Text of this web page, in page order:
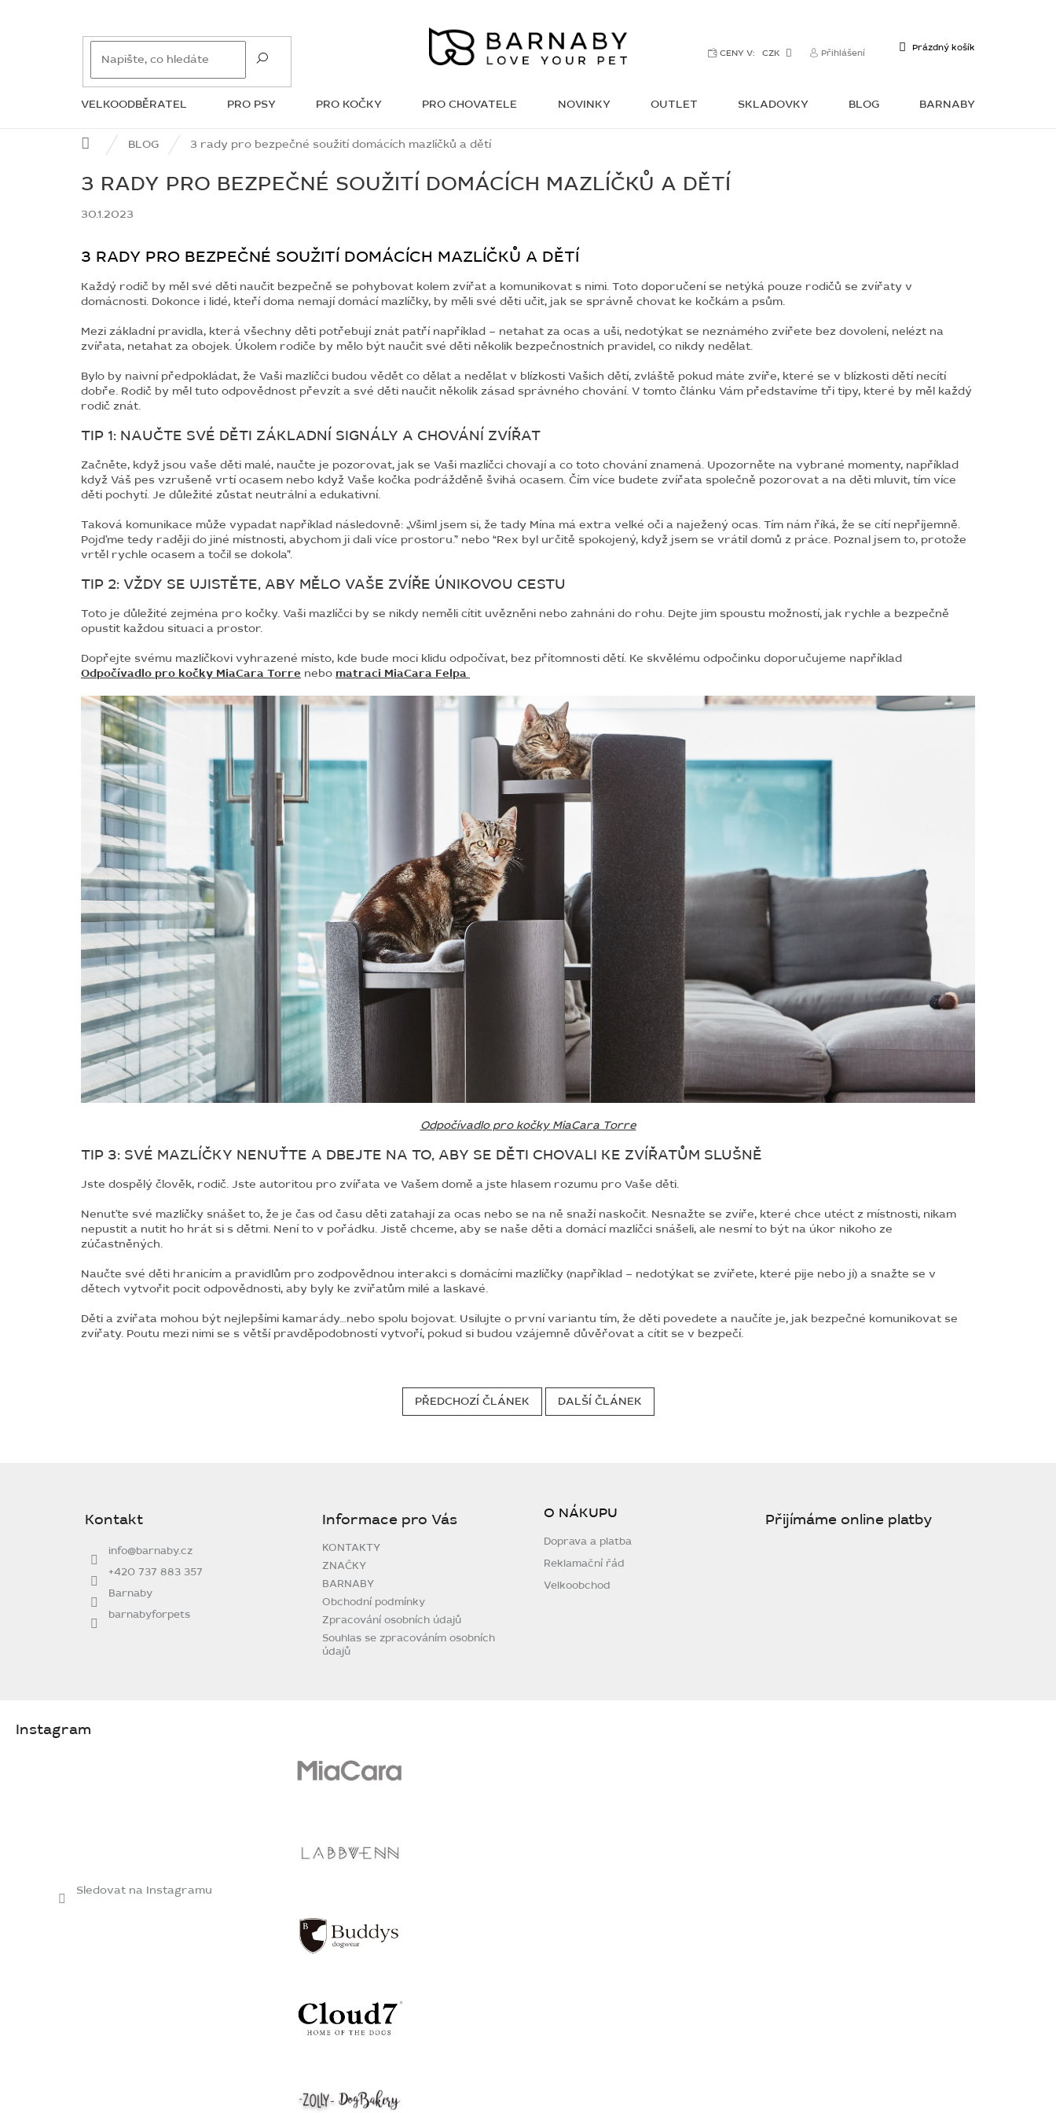
CENY V: CZK Přihlášení
NÁKUPNÍ
Prázdný košík
VELKOODBĚRATEL PRO PSY PRO KOČKY PRO CHOVATELE NOVINKY OUTLET SKLADOVKY BLOG BARNABY
ZNAČKY
Domů BLOG 3 rady pro bezpečné soužití domácích mazlíčků a dětí
3 RADY PRO BEZPEČNÉ SOUŽITÍ DOMÁCÍCH MAZLÍČKŮ A DĚTÍ
30.1.2023
3 RADY PRO BEZPEČNÉ SOUŽITÍ DOMÁCÍCH MAZLÍČKŮ A DĚTÍ
Každý rodič by měl své děti naučit bezpečně se pohybovat kolem zvířat a komunikovat s nimi. Toto doporučení se netýká pouze rodičů se zvířaty v
domácnosti. Dokonce i lidé, kteří doma nemají domácí mazlíčky, by měli své děti učit, jak se správně chovat ke kočkám a psům.
Mezi základní pravidla, která všechny děti potřebují znát patří například – netahat za ocas a uši, nedotýkat se neznámého zvířete bez dovolení, nelézt na
zvířata, netahat za obojek. Úkolem rodiče by mělo být naučit své děti několik bezpečnostních pravidel, co nikdy nedělat.
Bylo by naivní předpokládat, že Vaši mazlíčci budou vědět co dělat a nedělat v blízkosti Vašich dětí, zvláště pokud máte zvíře, které se v blízkosti dětí necítí
dobře. Rodič by měl tuto odpovědnost převzít a své děti naučit několik zásad správného chování. V tomto článku Vám představíme tři tipy, které by měl každý
rodič znát.
TIP 1: NAUČTE SVÉ DĚTI ZÁKLADNÍ SIGNÁLY A CHOVÁNÍ ZVÍŘAT
Začněte, když jsou vaše děti malé, naučte je pozorovat, jak se Vaši mazlíčci chovají a co toto chování znamená. Upozorněte na vybrané momenty, například
když Váš pes vzrušeně vrtí ocasem nebo když Vaše kočka podrážděně švihá ocasem. Čím více budete zvířata společně pozorovat a na děti mluvit, tím více
děti pochytí. Je důležité zůstat neutrální a edukativní.
Taková komunikace může vypadat například následovně: „Všiml jsem si, že tady Mína má extra velké oči a naježený ocas. Tím nám říká, že se cítí nepříjemně.
Pojďme tedy raději do jiné místnosti, abychom ji dali více prostoru.” nebo “Rex byl určitě spokojený, když jsem se vrátil domů z práce. Poznal jsem to, protože
vrtěl rychle ocasem a točil se dokola”.
TIP 2: VŽDY SE UJISTĚTE, ABY MĚLO VAŠE ZVÍŘE ÚNIKOVOU CESTU
Toto je důležité zejména pro kočky. Vaši mazlíčci by se nikdy neměli cítit uvězněni nebo zahnáni do rohu. Dejte jim spoustu možností, jak rychle a bezpečně
opustit každou situaci a prostor.
Dopřejte svému mazlíčkovi vyhrazené místo, kde bude moci klidu odpočívat, bez přítomnosti dětí. Ke skvělému odpočinku doporučujeme například
Odpočívadlo pro kočky MiaCara Torre nebo matraci MiaCara Felpa
Odpočívadlo pro kočky MiaCara Torre
TIP 3: SVÉ MAZLÍČKY NENUŤTE A DBEJTE NA TO, ABY SE DĚTI CHOVALI KE ZVÍŘATŮM SLUŠNĚ
Jste dospělý člověk, rodič. Jste autoritou pro zvířata ve Vašem domě a jste hlasem rozumu pro Vaše děti.
Nenuťte své mazlíčky snášet to, že je čas od času děti zatahají za ocas nebo se na ně snaží naskočit. Nesnažte se zvíře, které chce utéct z místnosti, nikam
nepustit a nutit ho hrát si s dětmi. Není to v pořádku. Jistě chceme, aby se naše děti a domácí mazlíčci snášeli, ale nesmí to být na úkor nikoho ze
zúčastněných.
Naučte své děti hranicím a pravidlům pro zodpovědnou interakci s domácími mazlíčky (například – nedotýkat se zvířete, které pije nebo jí) a snažte se v
dětech vytvořit pocit odpovědnosti, aby byly ke zvířatům milé a laskavé.
Děti a zvířata mohou být nejlepšími kamarády…nebo spolu bojovat. Usilujte o první variantu tím, že děti povedete a naučíte je, jak bezpečné komunikovat se
zvířaty. Poutu mezi nimi se s větší pravděpodobností vytvoří, pokud si budou vzájemně důvěřovat a cítit se v bezpečí.
PŘEDCHOZÍ ČLÁNEK DALŠÍ ČLÁNEK
Kontakt
info@barnaby.cz
+420 737 883 357
Barnaby
barnabyforpets
Informace pro Vás
KONTAKTY
ZNAČKY
BARNABY
Obchodní podmínky
Zpracování osobních údajů
Souhlas se zpracováním osobních
údajů
O NÁKUPU
Doprava a platba
Reklamační řád
Velkoobchod
Přijímáme online platby
Instagram
Sledovat na Instagramu